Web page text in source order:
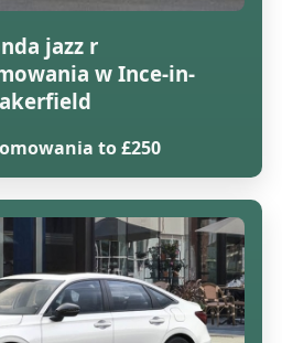
jazz r
w Ince-in-
to £250